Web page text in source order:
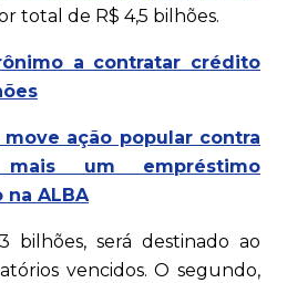
total de R$ 4,5 bilhões.
a contratar crédito
ação popular contra
um empréstimo
ALBA
bilhões, será destinado ao
vencidos. O segundo,